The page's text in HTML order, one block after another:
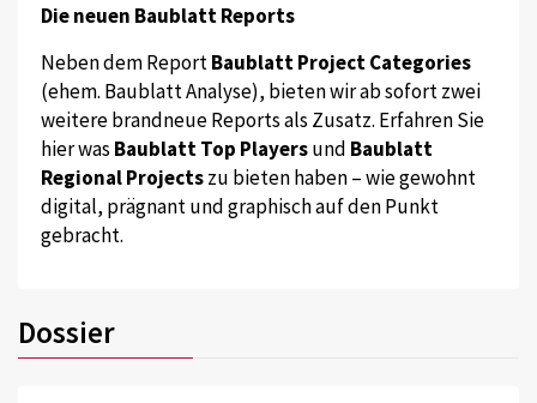
Die neuen Baublatt Reports
Neben dem ReportBaublatt Project Categories
(ehem. Baublatt Analyse), bieten wir ab sofort zwei
weitere brandneue Reports als Zusatz. Erfahren Sie
hier was Baublatt Top Playersund Baublatt
Regional Projectszu bieten haben – wie gewohnt
digital, prägnant und graphisch auf den Punkt
gebracht.
Dossier